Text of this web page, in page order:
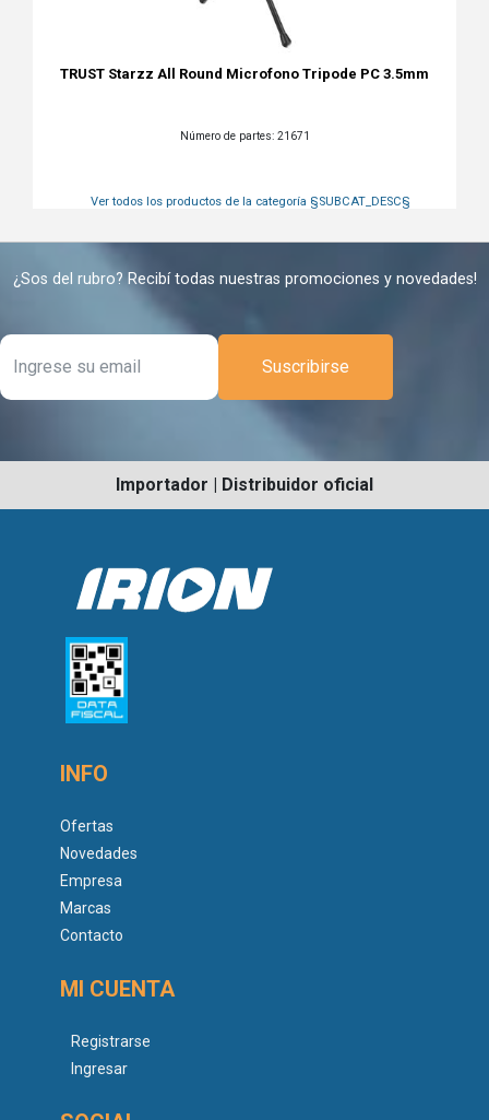
TRUST Starzz All Round Microfono Tripode PC 3.5mm
Número de partes: 21671
Ver todos los productos de la categoría §SUBCAT_DESC§
¿Sos del rubro? Recibí todas nuestras promociones y novedades!
Suscribirse
Importador | Distribuidor oficial
INFO
Ofertas
Novedades
Empresa
Marcas
Contacto
MI CUENTA
Registrarse
Ingresar